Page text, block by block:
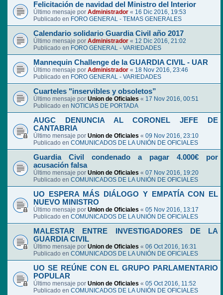
Felicitación de navidad del Ministro del Interior
Último mensaje por Administrador « 16 Dic 2016, 19:53
Publicado en FORO GENERAL - TEMAS GENERALES
Calendario solidario Guardia Civil año 2017
Último mensaje por Administrador « 12 Dic 2016, 21:02
Publicado en FORO GENERAL - VARIEDADES
Mannequin Challenge de la GUARDIA CIVIL - UAR
Último mensaje por Administrador « 18 Nov 2016, 23:46
Publicado en FORO GENERAL - VARIEDADES
Cuarteles "inservibles y obsoletos”
Último mensaje por Union de Oficiales « 17 Nov 2016, 00:51
Publicado en NOTICIAS DE PORTADA
AUGC DENUNCIA AL CORONEL JEFE DE
CANTABRIA
Último mensaje por Union de Oficiales « 09 Nov 2016, 23:10
Publicado en COMUNICADOS DE LA UNIÓN DE OFICIALES
Guardia Civil condenado a pagar 4.000€ por
acusación falsa
Último mensaje por Union de Oficiales « 07 Nov 2016, 19:20
Publicado en COMUNICADOS DE LA UNIÓN DE OFICIALES
UO ESPERA MÁS DIÁLOGO Y EMPATÍA CON EL
NUEVO MINISTRO
Último mensaje por Union de Oficiales « 05 Nov 2016, 13:17
Publicado en COMUNICADOS DE LA UNIÓN DE OFICIALES
MALESTAR ENTRE INVESTIGADORES DE LA
GUARDIA CIVIL
Último mensaje por Union de Oficiales « 06 Oct 2016, 16:31
Publicado en COMUNICADOS DE LA UNIÓN DE OFICIALES
UO SE REÚNE CON EL GRUPO PARLAMENTARIO
POPULAR
Último mensaje por Union de Oficiales « 05 Oct 2016, 11:52
Publicado en COMUNICADOS DE LA UNIÓN DE OFICIALES